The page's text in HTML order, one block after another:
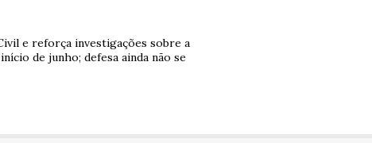
e reforça investigações sobre a
de junho; defesa ainda não se